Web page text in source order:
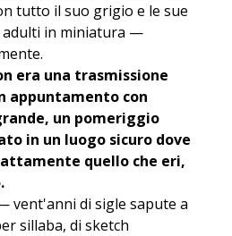
tutto il suo grigio e le sue
adulti in miniatura —
era una trasmissione
appuntamento con
un pomeriggio
in un luogo sicuro dove
quello che eri,
vent'anni di sigle sapute a
sillaba, di sketch